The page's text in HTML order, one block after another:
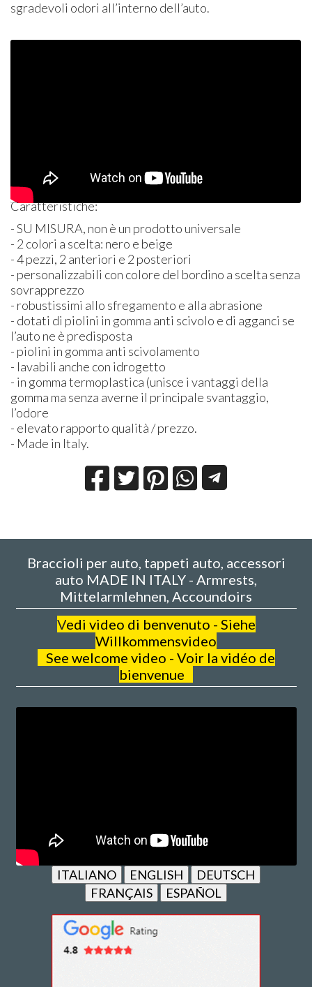
sgradevoli odori all’interno dell’auto.
Caratteristiche:
- SU MISURA, non è un prodotto universale
- 2 colori a scelta: nero e beige
- 4 pezzi, 2 anteriori e 2 posteriori
- personalizzabili con colore del bordino a scelta senza
sovrapprezzo
- robustissimi allo sfregamento e alla abrasione
- dotati di piolini in gomma anti scivolo e di agganci se
l’auto ne è predisposta
- piolini in gomma anti scivolamento
- lavabili anche con idrogetto
- in gomma termoplastica (unisce i vantaggi della
gomma ma senza averne il principale svantaggio,
l’odore
- elevato rapporto qualità / prezzo.
- Made in Italy.
Braccioli per auto, tappeti auto, accessori
auto MADE IN ITALY - Armrests,
Mittelarmlehnen, Accoundoirs
Vedi video di benvenuto - Siehe
Willkommensvideo
See welcome video - Voir la vidéo de
bienvenue
ITALIANO ENGLISH
DEUTSCH
FRANÇAIS
ESPAÑOL